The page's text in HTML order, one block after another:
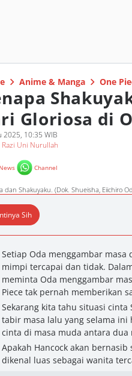
Anime & Manga One
Gloriosa di
2025, 10:35 WIB
Razi Uni Nurullah
News Channel
dan Shakuyaku. (Dok. Shueisha, Eiichiro
Sih
Setiap Oda menggambar masa
mimpi tercapai dan tidak.
meminta Oda menggambar
Piece tak pernah memberikan
Sekarang kita tahu situasi cinta
tabir masa lalu yang selama ini
cinta di masa muda antara dua
Apakah Hancock akan bernasib
dikenal luas sebagai wanita